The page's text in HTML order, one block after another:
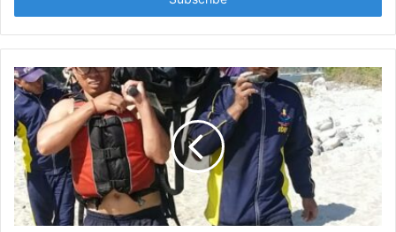
r
y
u
r
E
m
a
i
l
a
d